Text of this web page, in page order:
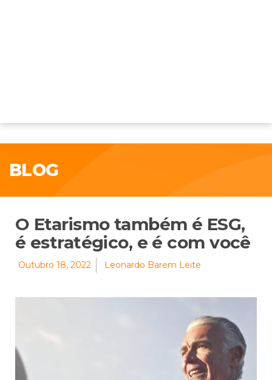
BLOG
O Etarismo também é ESG,
é estratégico, e é com você
Outubro 18, 2022 Leonardo Barem Leite